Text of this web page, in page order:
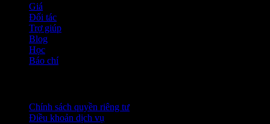
Giá
Đối tác
Trợ giúp
Blog
Học
Báo chí
Chính sách quyền riêng tư
Điều khoản dịch vụ